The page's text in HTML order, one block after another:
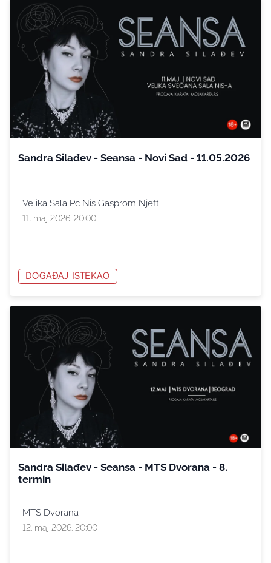
Sandra Silađev - Seansa - Novi Sad - 11.05.2026
Velika Sala Pc Nis Gasprom Njeft
11. maj 2026. 20:00
DOGAĐAJ ISTEKAO
Sandra Silađev - Seansa - MTS Dvorana - 8.
termin
MTS Dvorana
12. maj 2026. 20:00